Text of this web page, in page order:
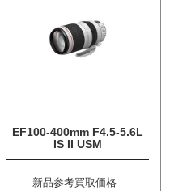
EF100-400mm F4.5-5.6L
IS II USM
新品参考買取価格